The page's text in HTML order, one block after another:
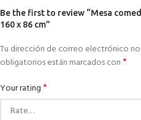
Be the first to review “Mesa
160 x 86 cm”
Tu dirección de correo electrónico no
obligatorios están marcados con*
Your rating*